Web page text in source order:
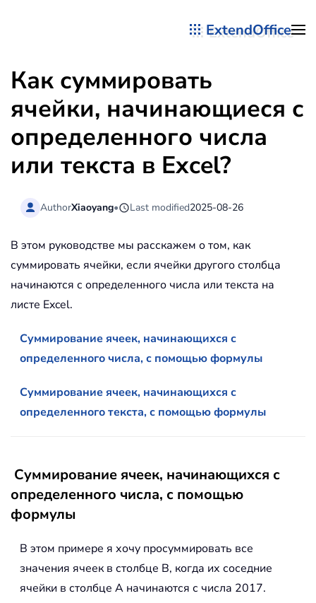
ExtendOffice
Как суммировать
ячейки, начинающиеся с
определенного числа
или текста в Excel?
AuthorXiaoyang• Last modified2025-08-26
В этом руководстве мы расскажем о том, как
суммировать ячейки, если ячейки другого столбца
начинаются с определенного числа или текста на
листе Excel.
Суммирование ячеек, начинающихся с
определенного числа, с помощью формулы
Суммирование ячеек, начинающихся с
определенного текста, с помощью формулы
Суммирование ячеек, начинающихся с
определенного числа, с помощью
формулы
В этом примере я хочу просуммировать все
значения ячеек в столбце B, когда их соседние
ячейки в столбце A начинаются с числа 2017.